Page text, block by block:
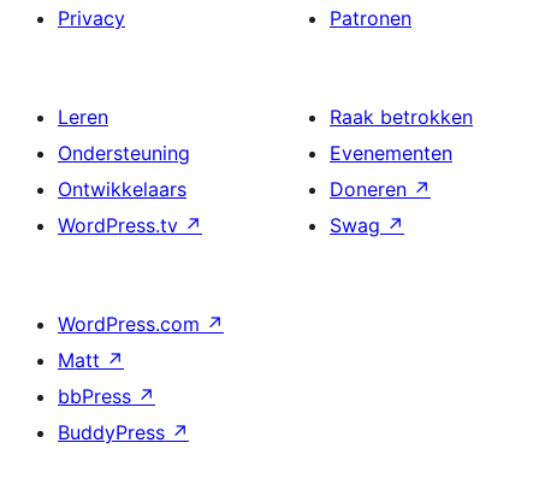
Privacy
Patronen
Leren
Ondersteuning
Ontwikkelaars
WordPress.tv ↗
Raak betrokken
Evenementen
Doneren ↗
Swag ↗
WordPress.com ↗
Matt ↗
bbPress ↗
BuddyPress ↗